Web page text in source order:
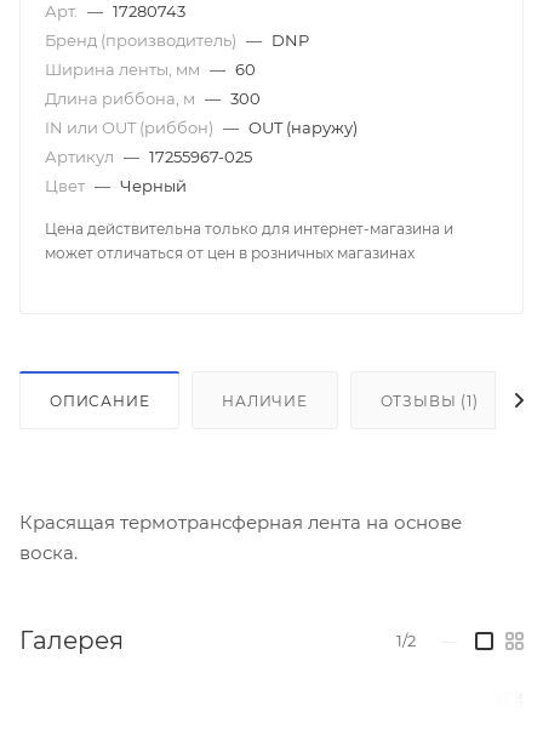
Арт. — 17280743
Бренд (производитель) — DNP
Ширина ленты, мм — 60
Длина риббона, м — 300
IN или OUT (риббон) — OUT (наружу)
Артикул — 17255967-025
Цвет — Черный
Цена действительна только для интернет-магазина и
может отличаться от цен в розничных магазинах
ОПИСАНИЕ НАЛИЧИЕ ОТЗЫВЫ (1)
Красящая термотрансферная лента на основе
воска.
Галерея 1/2